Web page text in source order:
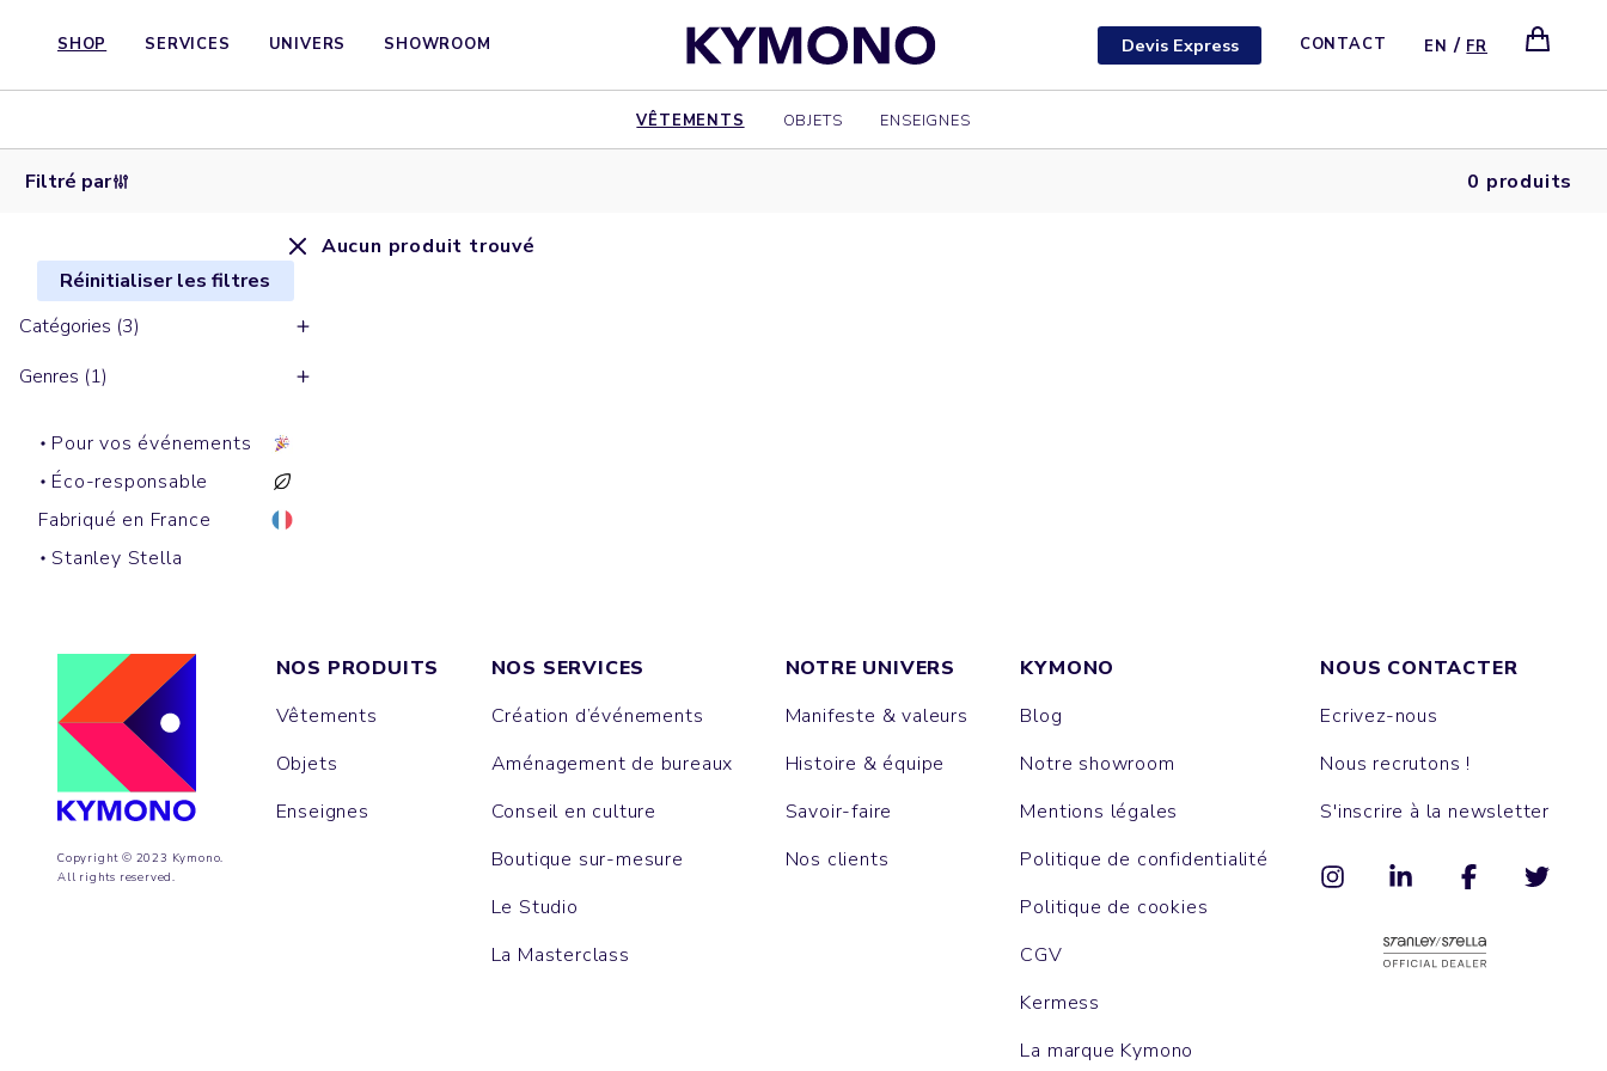
SHOP SERVICES UNIVERS SHOWROOM Devis Express CONTACT EN / FR
VÊTEMENTS OBJETS ENSEIGNES
Filtré par 0 produits
Réinitialiser les filtres
Catégories (3)
Genres (1)
Pour vos événements
Éco-responsable
Fabriqué en France
Stanley Stella
Aucun produit trouvé
Copyright © 2023 Kymono.
All rights reserved.
NOS PRODUITS
Vêtements
Objets
Enseignes
NOS SERVICES
Création d’événements
Aménagement de bureaux
Conseil en culture
Boutique sur-mesure
Le Studio
La Masterclass
NOTRE UNIVERS
Manifeste & valeurs
Histoire & équipe
Savoir-faire
Nos clients
KYMONO
Blog
Notre showroom
Mentions légales
Politique de confidentialité
Politique de cookies
CGV
Kermess
La marque Kymono
NOUS CONTACTER
Ecrivez-nous
Nous recrutons !
S'inscrire à la newsletter